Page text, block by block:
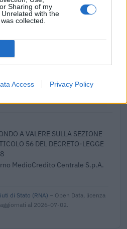
Sharing of my
with the
collected.
Access Privacy Policy
A VALERE SULLA SEZIONE
MedioCredito Centrale S.p.A.
A VALERE SULLA SEZIONE
56 DEL DECRETO-LEGGE
MedioCredito Centrale S.p.A.
di Stato (RNA) – Open Data, licenza
al 2026-07-02.